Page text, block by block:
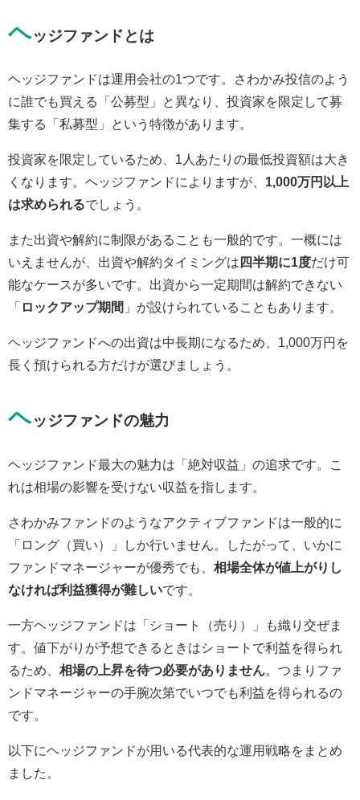
ヘッジファンドとは
ヘッジファンドは運用会社の1つです。さわかみ投信のよう
に誰でも買える「公募型」と異なり、投資家を限定して募
集する「私募型」という特徴があります。
投資家を限定しているため、1人あたりの最低投資額は大き
くなります。ヘッジファンドによりますが、 1,000万円以上
は求められるでしょう。
また出資や解約に制限があることも一般的です。一概には
いえませんが、出資や解約タイミングは 四半期に1度だけ可
能なケースが多いです。出資から一定期間は解約できない
「 ロックアップ期間 」が設けられていることもあります。
ヘッジファンドへの出資は中長期になるため、1,000万円を
長く預けられる方だけが選びましょう。
ヘッジファンドの魅力
ヘッジファンド最大の魅力は「絶対収益」の追求です。こ
れは相場の影響を受けない収益を指します。
さわかみファンドのようなアクティブファンドは一般的に
「ロング（買い）」しか行いません。したがって、いかに
ファンドマネージャーが優秀でも、 相場全体が値上がりし
なければ利益獲得が難しいです。
一方ヘッジファンドは「ショート（売り）」も織り交ぜま
す。値下がりが予想できるときはショートで利益を得られ
るため、 相場の上昇を待つ必要がありません 。つまりファ
ンドマネージャーの手腕次第でいつでも利益を得られるの
です。
以下にヘッジファンドが用いる代表的な運用戦略をまとめ
ました。